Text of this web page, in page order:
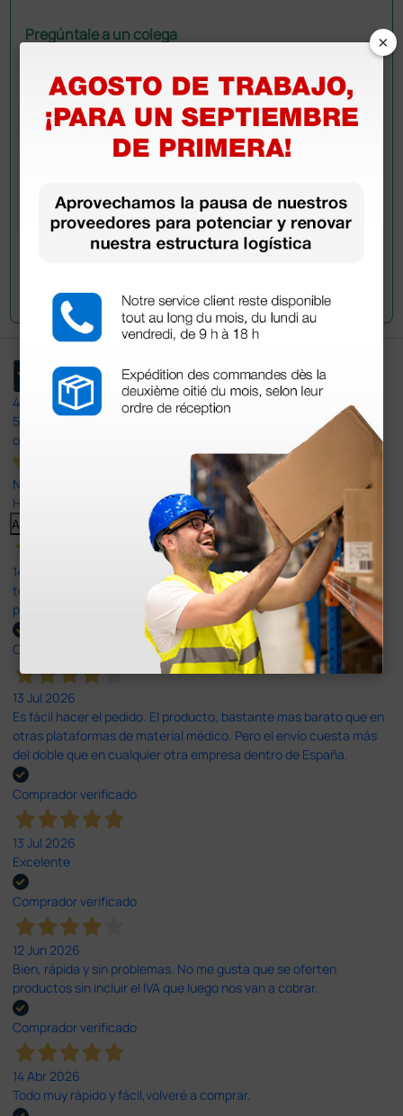
Pregúntale a un colega
información?
Envía ahora mismo tu pregunta a los colegas que ya
han adquirido este producto.
Envía tu pregunta
4,4
597
opiniones
Nuestras reseñas de 4 y 5 estrellas.
Haga clic aquí para leerlos todos >
Anterior
14 Jul 2026
todo correcto. podria señalar que un poco caro los portes y el
plazo de entrega se alarga.
Comprador verificado
13 Jul 2026
Es fácil hacer el pedido. El producto, bastante mas barato que en
otras plataformas de material médico. Pero el envío cuesta más
del doble que en cualquier otra empresa dentro de España.
Comprador verificado
13 Jul 2026
Excelente
Comprador verificado
12 Jun 2026
Bien, rápida y sin problemas. No me gusta que se oferten
productos sin incluir el IVA que luego nos van a cobrar.
Comprador verificado
14 Abr 2026
Todo muy rápido y fácil,volveré a comprar.
×